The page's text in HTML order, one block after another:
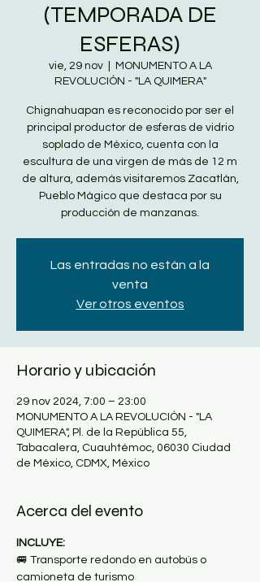
(TEMPORADA DE
ESFERAS)
vie, 29 nov
  |
MONUMENTO A LA
REVOLUCIÓN - "LA QUIMERA"
Chignahuapan es reconocido por ser el
principal productor de esferas de vidrio
soplado de México, cuenta con la
escultura de una virgen de más de 12 m
de altura, además visitaremos Zacatlán,
Pueblo Mágico que destaca por su
producción de manzanas.
Las entradas no están a la
venta
Ver otros eventos
Horario y ubicación
29 nov 2024, 7:00 – 23:00
MONUMENTO A LA REVOLUCIÓN - "LA
QUIMERA", Pl. de la República 55,
Tabacalera, Cuauhtémoc, 06030 Ciudad
de México, CDMX, México
Acerca del evento
INCLUYE:
🚐 Transporte redondo en autobús o
camioneta de turismo